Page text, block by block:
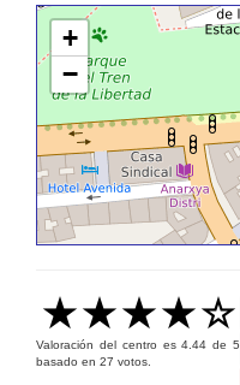
+
−
Valoración del centro es4.44 de5
basado en 27 votos.